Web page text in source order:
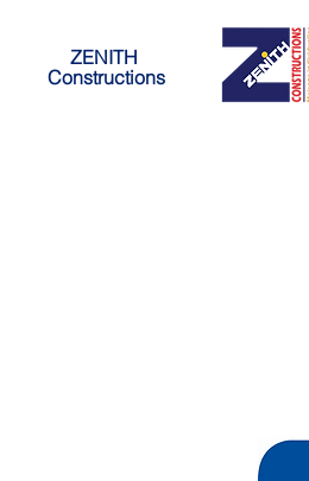
ZENITH
Constructions